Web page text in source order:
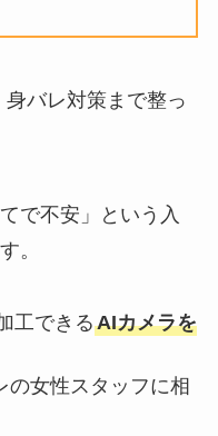
身バレ対策まで整っ
で不安」という入
。
工できるAIカメラを
の女性スタッフに相